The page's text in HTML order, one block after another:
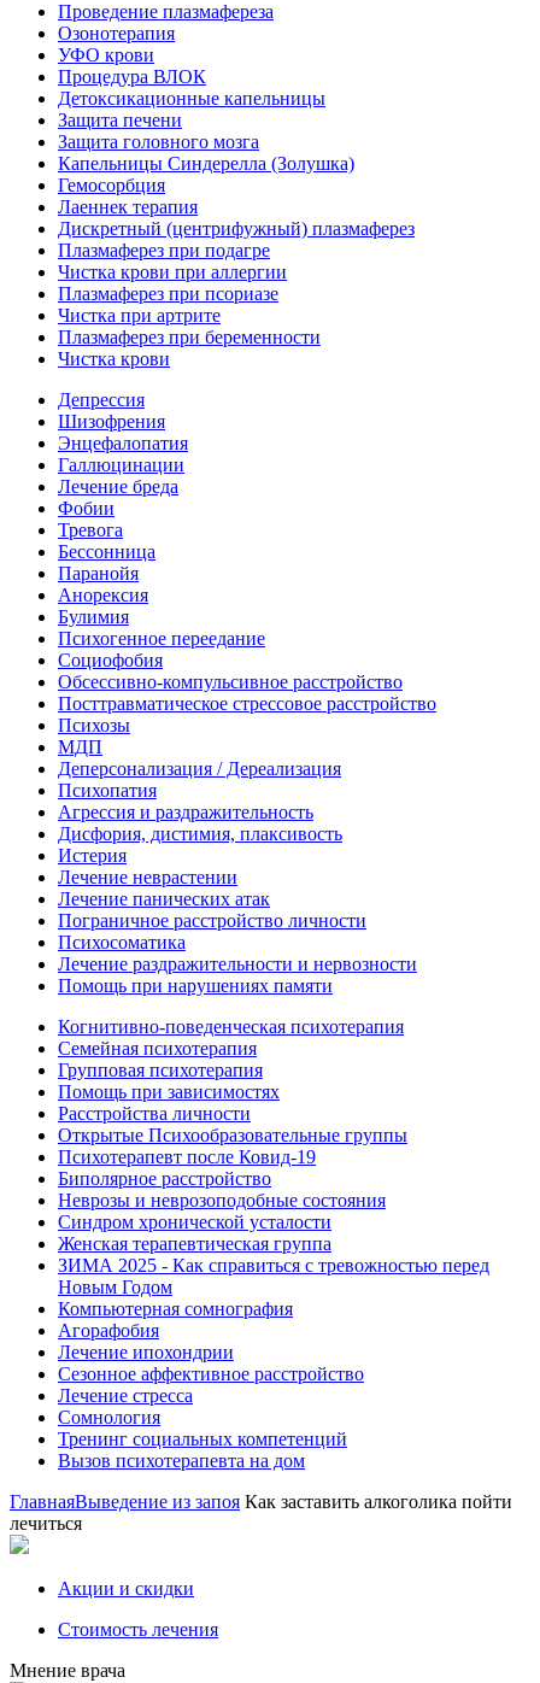
Проведение плазмафереза
Озонотерапия
УФО крови
Процедура ВЛОК
Детоксикационные капельницы
Защита печени
Защита головного мозга
Капельницы Синдерелла (Золушка)
Гемосорбция
Лаеннек терапия
Дискретный (центрифужный) плазмаферез
Плазмаферез при подагре
Чистка крови при аллергии
Плазмаферез при псориазе
Чистка при артрите
Плазмаферез при беременности
Чистка крови
Депрессия
Шизофрения
Энцефалопатия
Галлюцинации
Лечение бреда
Фобии
Тревога
Бессонница
Паранойя
Анорексия
Булимия
Психогенное переедание
Социофобия
Обсессивно-компульсивное расстройство
Посттравматическое стрессовое расстройство
Психозы
МДП
Деперсонализация / Дереализация
Психопатия
Агрессия и раздражительность
Дисфория, дистимия, плаксивость
Истерия
Лечение неврастении
Лечение панических атак
Пограничное расстройство личности
Психосоматика
Лечение раздражительности и нервозности
Помощь при нарушениях памяти
Когнитивно-поведенческая психотерапия
Семейная психотерапия
Групповая психотерапия
Помощь при зависимостях
Расстройства личности
Открытые Психообразовательные группы
Психотерапевт после Ковид-19
Биполярное расстройство
Неврозы и неврозоподобные состояния
Синдром хронической усталости
Женская терапевтическая группа
ЗИМА 2025 - Как справиться с тревожностью перед
Новым Годом
Компьютерная сомнография
Агорафобия
Лечение ипохондрии
Сезонное аффективное расстройство
Лечение стресса
Сомнология
Тренинг социальных компетенций
Вызов психотерапевта на дом
ГлавнаяВыведение из запоя Как заставить алкоголика пойти
лечиться
Акции и скидки
Стоимость лечения
Мнение врача